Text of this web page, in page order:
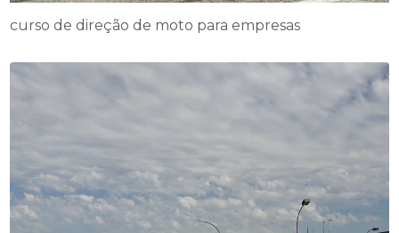
curso de direção de moto para empresas